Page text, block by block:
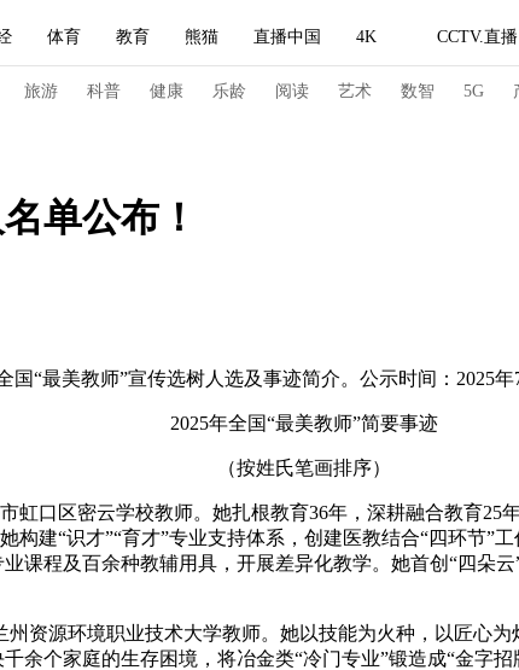
体育 教育 熊猫 直播中国 4K CCTV.直播
习式妙语 热解读 天天学习
主持人 下载央视影音
旅游 科普 健康 乐龄 阅读 艺术 数智 5G
熊猫频道 VR/AR 4K专区 全景新闻
人生第一次 人生第二次
中超 国足 国际足球
体育江湖 文化体育 冰雪道路 足球道路
路 央博 非遗 文化 旅游 科普 健康 乐龄
云起 超级工厂 智敬中国 全民健康 颜选攻略
单公布！
最美教师”宣传选树人选及事迹简介。公示时间：2025年
2025年全国“最美教师”简要事迹
（按姓氏笔画排序）
口区密云学校教师。她扎根教育36年，深耕融合教育25
构建“识才”“育才”专业支持体系，创建医教结合“四环节”
课程及百余种教辅用具，开展差异化教学。她首创“四朵
源环境职业技术大学教师。她以技能为火种，以匠心
余个家庭的生存困境，将冶金类“冷门专业”锻造成“金字